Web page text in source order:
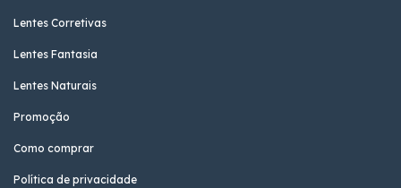
Lentes Corretivas
Lentes Fantasia
Lentes Naturais
Promoção
Como comprar
Política de privacidade